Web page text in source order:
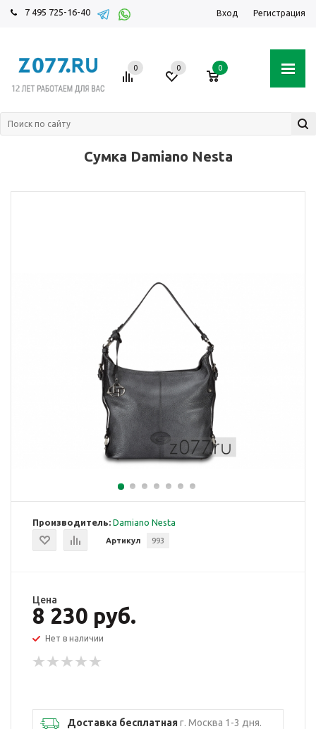
7 495 725-16-40 Вход Регистрация
0 0 0
Сумка Damiano Nesta
Производитель: Damiano Nesta
Артикул 993
Цена
8 230 руб.
Нет в наличии
Доставка бесплатнаяг. Москва 1-3 дня.